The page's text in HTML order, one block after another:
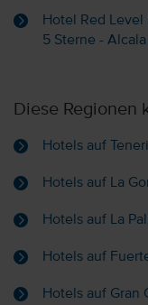
Hotel Red Level
5 Sterne - Alcala
Diese Regionen
Hotels auf
Hotels auf La
Hotels auf La
Hotels auf
Hotels auf Gran